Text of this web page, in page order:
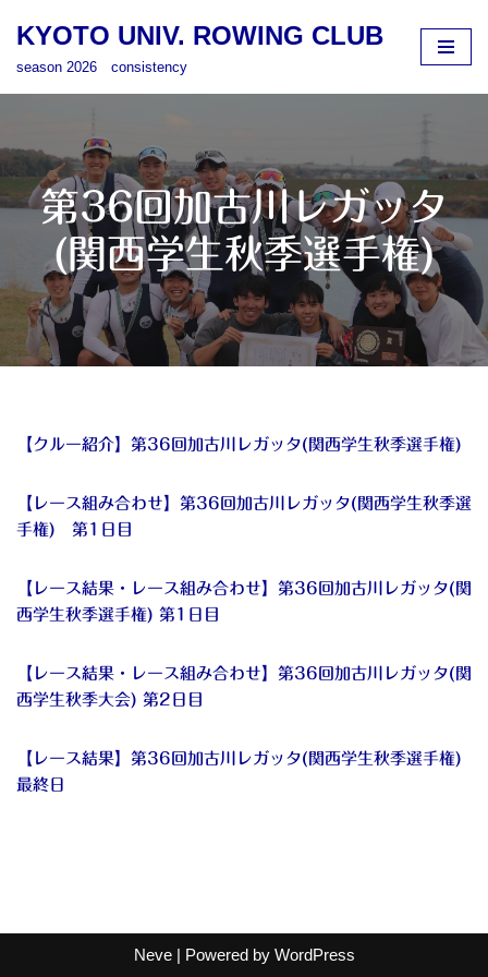
ツ
へ
ス
プ
KYOTO UNIV. ROWING CLUB
season 2026 consistency
第36回加古川レガッタ
(関西学生秋季選手権)
【クルー紹介】第36回加古川レガッタ(関西学生秋季選手権)
【レース組み合わせ】第36回加古川レガッタ(関西学生秋季選
手権) 第1日目
【レース結果・レース組み合わせ】第36回加古川レガッタ(関
西学生秋季選手権) 第1日目
【レース結果・レース組み合わせ】第36回加古川レガッタ(関
西学生秋季大会) 第2日目
【レース結果】第36回加古川レガッタ(関西学生秋季選手権)
最終日
Neve| Powered by WordPress